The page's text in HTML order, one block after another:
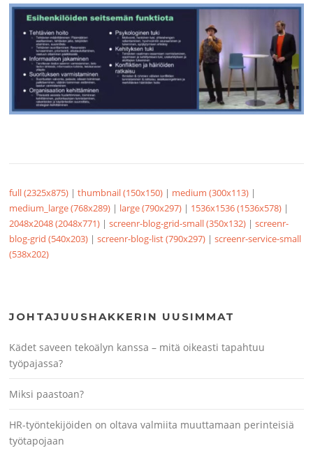
full (2325x875) |thumbnail (150x150) | medium (300x113) |
medium_large (768x289) | large (790x297) | 1536x1536 (1536x578) |
2048x2048 (2048x771) |screenr-blog-grid-small (350x132) |screenr-
blog-grid (540x203) |screenr-blog-list (790x297) |screenr-service-small
(538x202)
JOHTAJUUSHAKKERIN UUSIMMAT
Kädet saveen tekoälyn kanssa – mitä oikeasti tapahtuu
työpajassa?
Miksi paastoan?
HR-työntekijöiden on oltava valmiita muuttamaan perinteisiä
työtapojaan